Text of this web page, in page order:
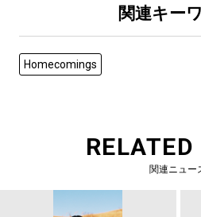
関連キー
Homecomings
RELATED
関連ニュー